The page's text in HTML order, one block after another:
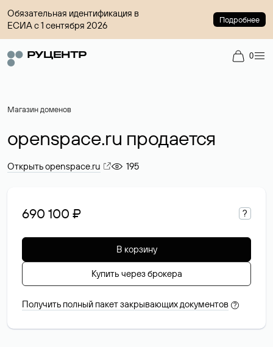
Обязательная идентификация в
ЕСИА с 1 сентября 2026
Подробнее
0
Магазин доменов
openspace.ru продается
Открыть openspace.ru 195
690 100 ₽ ?
В корзину
Купить через брокера
Получить полный пакет закрывающих документов ?